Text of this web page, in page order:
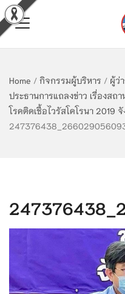
Home / กิจกรรมผู้บริหาร / ผู้ว่
ประธานการแถลงข่าว เรื่องสถ
โรคติดเชื้อไวรัสโคโรนา 2019